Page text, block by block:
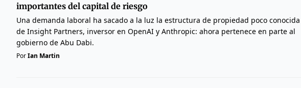
importantes del capital de riesgo
Una demanda laboral ha sacado a la luz la estructura de propiedad poco conocida
de Insight Partners, inversor en OpenAI y Anthropic: ahora pertenece en parte al
gobierno de Abu Dabi.
PorIan Martin